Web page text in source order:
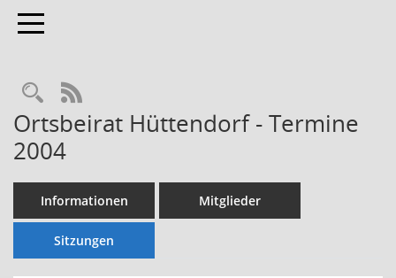
Toggle navigation
Rechercheauswahl
RSS-Feed
Ortsbeirat Hüttendorf - Termine
2004
Informationen Mitglieder
Sitzungen